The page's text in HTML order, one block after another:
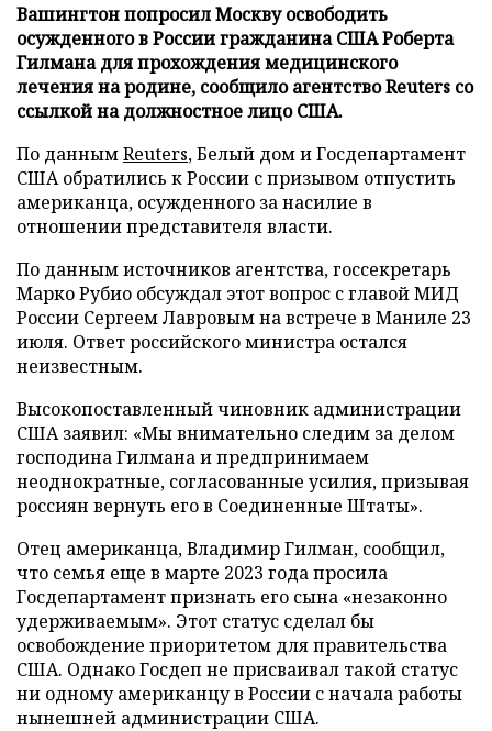
Вашингтон попросил Москву освободить
осужденного в России гражданина США Роберта
Гилмана для прохождения медицинского
лечения на родине, сообщило агентство Reuters со
ссылкой на должностное лицо США.
По даннымReuters, Белый дом и Госдепартамент
США обратились к России с призывом отпустить
американца, осужденного за насилие в
отношении представителя власти.
По данным источников агентства, госсекретарь
Марко Рубио обсуждал этот вопрос с главой МИД
России Сергеем Лавровым на встрече в Маниле 23
июля. Ответ российского министра остался
неизвестным.
Высокопоставленный чиновник администрации
США заявил: «Мы внимательно следим за делом
господина Гилмана и предпринимаем
неоднократные, согласованные усилия, призывая
россиян вернуть его в Соединенные Штаты».
Отец американца, Владимир Гилман, сообщил,
что семья еще в марте 2023 года просила
Госдепартамент признать его сына «незаконно
удерживаемым». Этот статус сделал бы
освобождение приоритетом для правительства
США. Однако Госдеп не присваивал такой статус
ни одному американцу в России с начала работы
нынешней администрации США.